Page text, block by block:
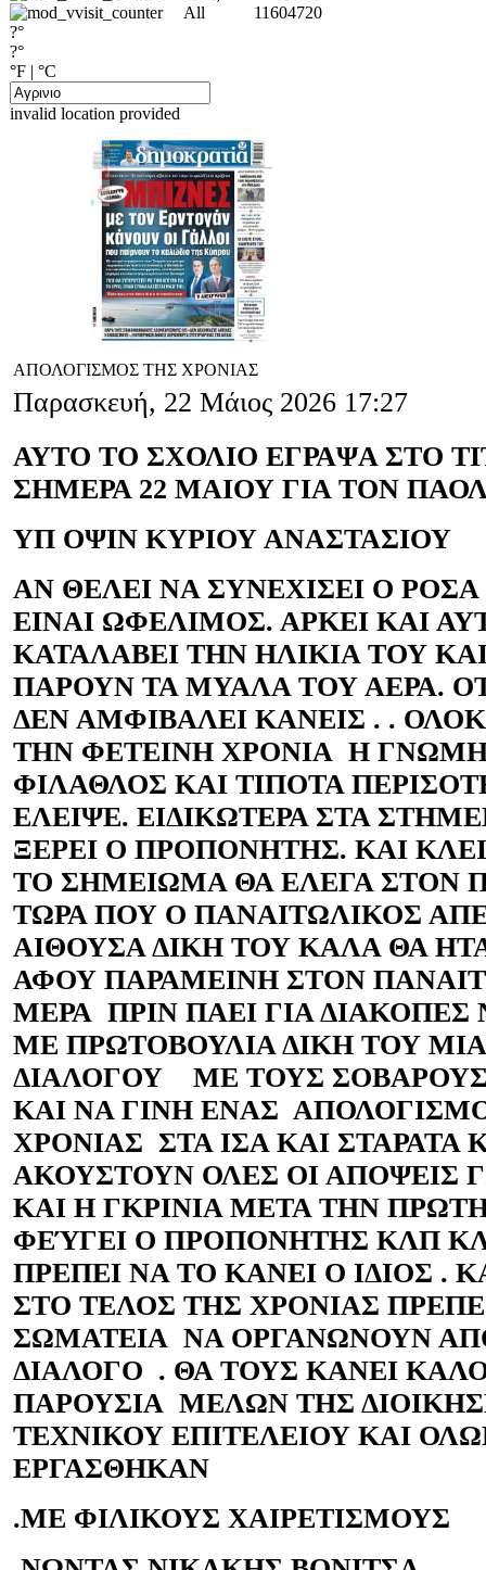
All
11604720
?°
?°
°F | °C
invalid location provided
ΑΠΟΛΟΓΙΣΜΟΣ ΤΗΣ ΧΡΟΝΙΑΣ
Παρασκευή, 22 Μάιος 2026 17:27
ΑΥΤΟ ΤΟ ΣΧΟΛΙΟ ΕΓΡΑΨΑ ΣΤΟ
ΣΗΜΕΡΑ 22 ΜΑΙΟΥ ΓΙΑ ΤΟΝ
ΥΠ ΟΨΙΝ ΚΥΡΙΟΥ ΑΝΑΣΤΑΣΙΟΥ
AN ΘΕΛΕΙ ΝΑ ΣΥΝΕΧΙΣΕΙ Ο
ΕΙΝΑΙ ΩΦΕΛΙΜΟΣ. ΑΡΚΕΙ ΚΑΙ
ΚΑΤΑΛΑΒΕΙ ΤΗΝ ΗΛΙΚΙΑ ΤΟΥ
ΠΑΡΟΥΝ ΤΑ ΜΥΑΛΑ ΤΟΥ ΑΕΡΑ.
ΔΕΝ ΑΜΦΙΒΑΛΕΙ ΚΑΝΕΙΣ . .
ΤΗΝ ΦΕΤΕΙΝΗ ΧΡΟΝΙΑ Η
ΦΙΛΑΘΛΟΣ ΚΑΙ ΤΙΠΟΤΑ
ΕΛΕΙΨΕ. ΕΙΔΙΚΩΤΕΡΑ ΣΤΑ
ΞΕΡΕΙ Ο ΠΡΟΠΟΝΗΤΗΣ. ΚΑΙ
ΤΟ ΣΗΜΕΙΩΜΑ ΘΑ ΕΛΕΓΑ ΣΤΟΝ
ΤΩΡΑ ΠΟΥ Ο ΠΑΝΑΙΤΩΛΙΚΟΣ
ΑΙΘΟΥΣΑ ΔΙΚΗ ΤΟΥ ΚΑΛΑ ΘΑ
ΑΦΟΥ ΠΑΡΑΜΕΙΝΗ ΣΤΟΝ
ΜΕΡΑ ΠΡΙΝ ΠΑΕΙ ΓΙΑ ΔΙΑΚΟΠΕΣ
ΜΕ ΠΡΩΤΟΒΟΥΛΙΑ ΔΙΚΗ ΤΟΥ
ΔΙΑΛΟΓΟΥ ΜΕ ΤΟΥΣ
ΚΑΙ ΝΑ ΓΙΝΗ ΕΝΑΣ
ΧΡΟΝΙΑΣ ΣΤΑ ΙΣΑ ΚΑΙ ΣΤΑΡΑΤΑ
ΑΚΟΥΣΤΟΥΝ ΟΛΕΣ ΟΙ ΑΠΟΨΕΙΣ
ΚΑΙ Η ΓΚΡΙΝΙΑ ΜΕΤΑ ΤΗΝ
ΦΕΎΓΕΙ Ο ΠΡΟΠΟΝΗΤΗΣ ΚΛΠ
ΠΡΕΠΕΙ ΝΑ ΤΟ ΚΑΝΕΙ Ο ΙΔΙΟΣ .
ΣΤΟ ΤΕΛΟΣ ΤΗΣ ΧΡΟΝΙΑΣ
ΣΩΜΑΤΕΙΑ ΝΑ ΟΡΓΑΝΩΝΟΥΝ
ΔΙΑΛΟΓΟ . ΘΑ ΤΟΥΣ ΚΑΝΕΙ
ΠΑΡΟΥΣΙΑ ΜΕΛΩΝ ΤΗΣ
ΤΕΧΝΙΚΟΥ ΕΠΙΤΕΛΕΙΟΥ ΚΑΙ
ΕΡΓΑΣΘΗΚΑΝ
.ΜΕ ΦΙΛΙΚΟΥΣ ΧΑΙΡΕΤΙΣΜΟΥΣ